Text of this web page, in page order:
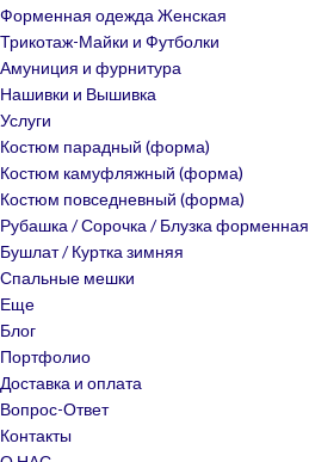
Форменная одежда Женская
Трикотаж-Майки и Футболки
Амуниция и фурнитура
Нашивки и Вышивка
Услуги
Костюм парадный (форма)
Костюм камуфляжный (форма)
Костюм повседневный (форма)
Рубашка / Сорочка / Блузка форменная
Бушлат / Куртка зимняя
Спальные мешки
Еще
Блог
Портфолио
Доставка и оплата
Вопрос-Ответ
Контакты